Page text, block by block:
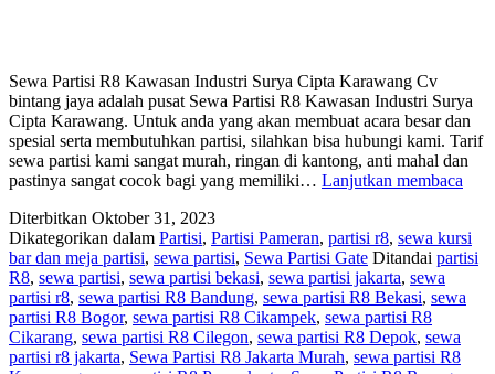
Sewa Partisi R8 Kawasan Industri Surya Cipta Karawang Cv
bintang jaya adalah pusat Sewa Partisi R8 Kawasan Industri Surya
Cipta Karawang. Untuk anda yang akan membuat acara besar dan
spesial serta membutuhkan partisi, silahkan bisa hubungi kami. Tarif
sewa partisi kami sangat murah, ringan di kantong, anti mahal dan
pastinya sangat cocok bagi yang memiliki… Lanjutkan membaca
Diterbitkan Oktober 31, 2023
Dikategorikan dalam Partisi, Partisi Pameran, partisi r8, sewa kursi
bar dan meja partisi, sewa partisi, Sewa Partisi Gate Ditandai partisi
R8, sewa partisi, sewa partisi bekasi, sewa partisi jakarta, sewa
partisi r8, sewa partisi R8 Bandung, sewa partisi R8 Bekasi, sewa
partisi R8 Bogor, sewa partisi R8 Cikampek, sewa partisi R8
Cikarang, sewa partisi R8 Cilegon, sewa partisi R8 Depok, sewa
partisi r8 jakarta, Sewa Partisi R8 Jakarta Murah, sewa partisi R8